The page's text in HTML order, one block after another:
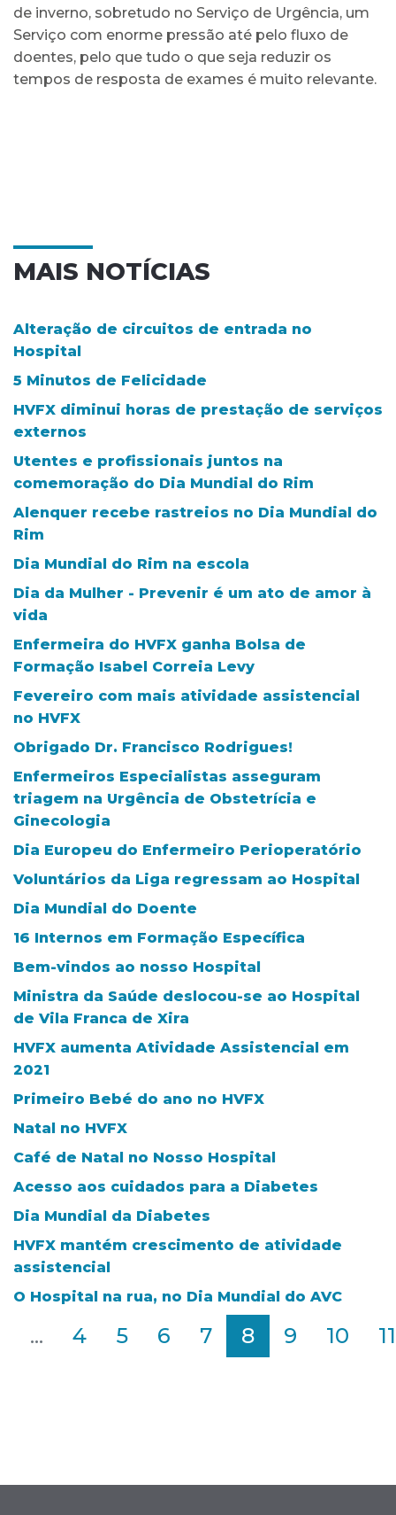
de inverno, sobretudo no Serviço de Urgência, um
Serviço com enorme pressão até pelo fluxo de
doentes, pelo que tudo o que seja reduzir os
tempos de resposta de exames é muito relevante.
MAIS NOTÍCIAS
Alteração de circuitos de entrada no
Hospital
5 Minutos de Felicidade
HVFX diminui horas de prestação de serviços
externos
Utentes e profissionais juntos na
comemoração do Dia Mundial do Rim
Alenquer recebe rastreios no Dia Mundial do
Rim
Dia Mundial do Rim na escola
Dia da Mulher - Prevenir é um ato de amor à
vida
Enfermeira do HVFX ganha Bolsa de
Formação Isabel Correia Levy
Fevereiro com mais atividade assistencial
no HVFX
Obrigado Dr. Francisco Rodrigues!
Enfermeiros Especialistas asseguram
triagem na Urgência de Obstetrícia e
Ginecologia
Dia Europeu do Enfermeiro Perioperatório
Voluntários da Liga regressam ao Hospital
Dia Mundial do Doente
16 Internos em Formação Específica
Bem-vindos ao nosso Hospital
Ministra da Saúde deslocou-se ao Hospital
de Vila Franca de Xira
HVFX aumenta Atividade Assistencial em
2021
Primeiro Bebé do ano no HVFX
Natal no HVFX
Café de Natal no Nosso Hospital
Acesso aos cuidados para a Diabetes
Dia Mundial da Diabetes
HVFX mantém crescimento de atividade
assistencial
O Hospital na rua, no Dia Mundial do AVC
... 4 5 6 7 8 9 10 11